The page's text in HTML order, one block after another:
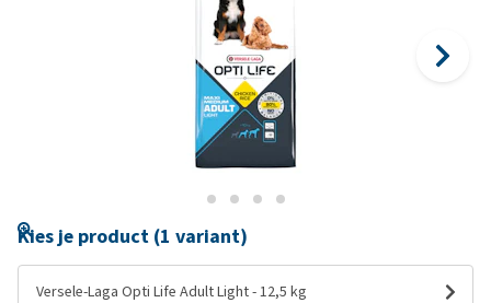
Kies je product (1 variant)
Versele-Laga Opti Life Adult Light - 12,5 kg